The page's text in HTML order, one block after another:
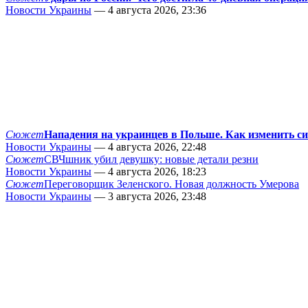
Новости Украины — 4 августа 2026, 23:36
СюжетНападения на украинцев в Польше. Как изменить
Новости Украины — 4 августа 2026, 22:48
СюжетСВЧшник убил девушку: новые детали резни
Новости Украины — 4 августа 2026, 18:23
СюжетПереговорщик Зеленского. Новая должность Умерова
Новости Украины — 3 августа 2026, 23:48